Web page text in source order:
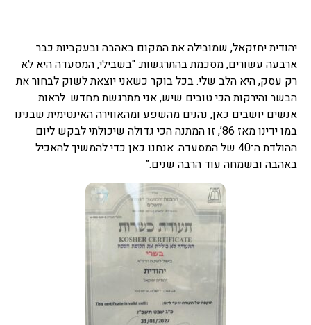
יהודית יחזקאל, שמובילה את המקום באהבה ובעקביות כבר
ארבעה עשורים, מסכמת בהתרגשות: "בשבילי, המסעדה היא לא
רק עסק, היא הלב שלי. בכל בוקר כשאני יוצאת לשוק לבחור את
הבשר והירקות הכי טובים שיש, אני מתרגשת מחדש. לראות
אנשים יושבים כאן, נהנים מהשפע ומהאווירה האינטימית שבנינו
במו ידינו מאז 86’, זו המתנה הכי גדולה שיכולתי לבקש ליום
ההולדת ה־40 של המסעדה. אנחנו כאן כדי להמשיך להאכיל
באהבה ובשמחה עוד הרבה שנים.”